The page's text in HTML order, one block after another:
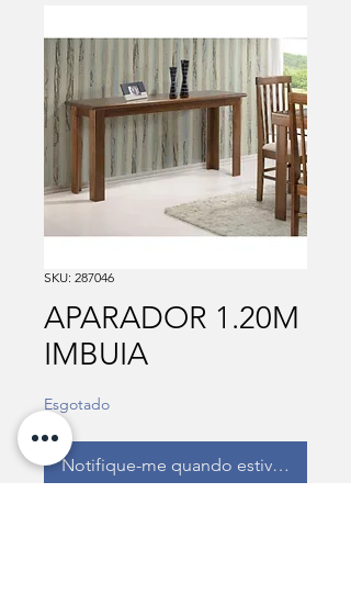
SKU: 287046
APARADOR 1.20M
IMBUIA
Esgotado
Notifique-me quando estiver